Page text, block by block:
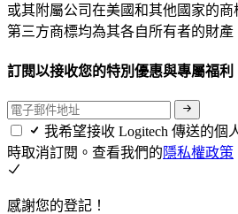
或其附屬公司在美國和其他國家的
第三方商標均為其各自所有者的財產
訂閱以接收您的特別優惠與專屬福利
我希望接收 Logitech 傳送的個
時取消訂閱。查看我們的隱私權政策
感謝您的登記！